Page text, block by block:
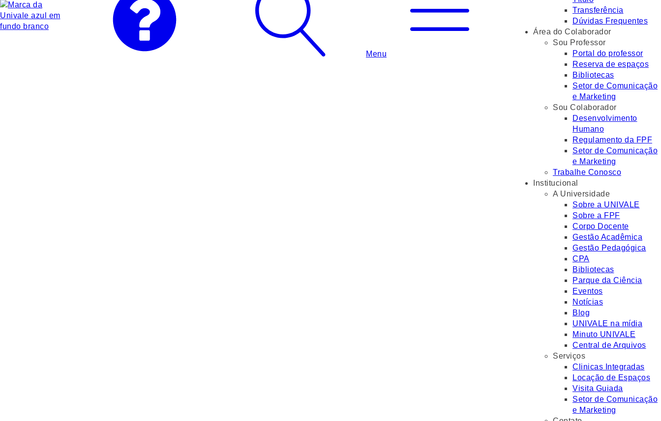
Menu
Transferência
Dúvidas Frequentes
Área do Colaborador
Sou Professor
Portal do professor
Reserva de espaços
Bibliotecas
Setor de Comunicação
e Marketing
Sou Colaborador
Desenvolvimento
Humano
Regulamento da FPF
Setor de Comunicação
e Marketing
Trabalhe Conosco
Institucional
A Universidade
Sobre a UNIVALE
Sobre a FPF
Corpo Docente
Gestão Acadêmica
Gestão Pedagógica
CPA
Bibliotecas
Parque da Ciência
Eventos
Notícias
Blog
UNIVALE na mídia
Minuto UNIVALE
Central de Arquivos
Serviços
Clinicas Integradas
Locação de Espaços
Visita Guiada
Setor de Comunicação
e Marketing